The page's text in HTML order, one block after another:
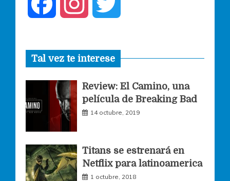
c
e
b
o
o
s
t
a
g
i
t
t
r
Tal vez te interese
Review: El Camino, una
película de Breaking Bad
14 octubre, 2019
Titans se estrenará en
Netflix para latinoamerica
1 octubre, 2018